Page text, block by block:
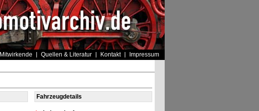
Mitwirkende Quellen & Literatur Kontakt Impressum
Fahrzeugdetails